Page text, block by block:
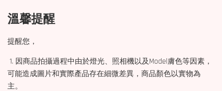
溫馨提醒
提醒您，
1. 因商品拍攝過程中由於燈光、照相機以及Model膚色等因素，
可能造成圖片和實際產品存在細微差異，商品顏色以實物為
主。